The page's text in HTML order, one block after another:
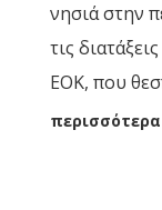
νησιά στην
τις
ΕΟΚ, που
περισσότερα